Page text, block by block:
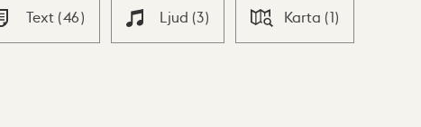
Text (46) Ljud (3) Karta (1)